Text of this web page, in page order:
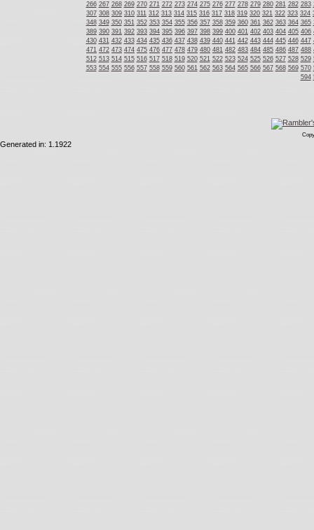
266 267 268 269 270 271 272 273 274 275 276 277 278 279 280 281 282 283
307 308 309 310 311 312 313 314 315 316 317 318 319 320 321 322 323 324
348 349 350 351 352 353 354 355 356 357 358 359 360 361 362 363 364 365
389 390 391 392 393 394 395 396 397 398 399 400 401 402 403 404 405 406
430 431 432 433 434 435 436 437 438 439 440 441 442 443 444 445 446 447
471 472 473 474 475 476 477 478 479 480 481 482 483 484 485 486 487 488
512 513 514 515 516 517 518 519 520 521 522 523 524 525 526 527 528 529
553 554 555 556 557 558 559 560 561 562 563 564 565 566 567 568 569 570
594
Generated in: 1.1922